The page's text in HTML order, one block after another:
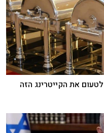
את הקייטרינג הזה